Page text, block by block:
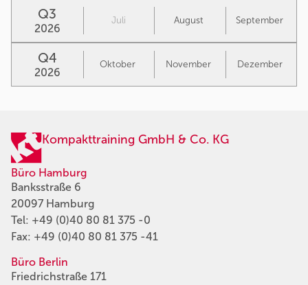
Q3
2026
Juli August September
Q4
2026
Oktober November Dezember
Kompakttraining GmbH & Co. KG
Büro Hamburg
Banksstraße 6
20097 Hamburg
Tel: +49 (0)40 80 81 375 -0
Fax: +49 (0)40 80 81 375 -41
Büro Berlin
Friedrichstraße 171